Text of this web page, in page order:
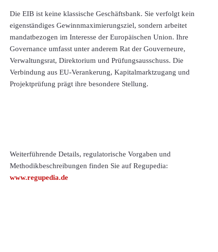
Die EIB ist keine klassische Geschäftsbank. Sie verfolgt kein
eigenständiges Gewinnmaximierungsziel, sondern arbeitet
mandatbezogen im Interesse der Europäischen Union. Ihre
Governance umfasst unter anderem Rat der Gouverneure,
Verwaltungsrat, Direktorium und Prüfungsausschuss. Die
Verbindung aus EU-Verankerung, Kapitalmarktzugang und
Projektprüfung prägt ihre besondere Stellung.
Weiterführende Details, regulatorische Vorgaben und
Methodikbeschreibungen finden Sie auf Regupedia:
www.regupedia.de